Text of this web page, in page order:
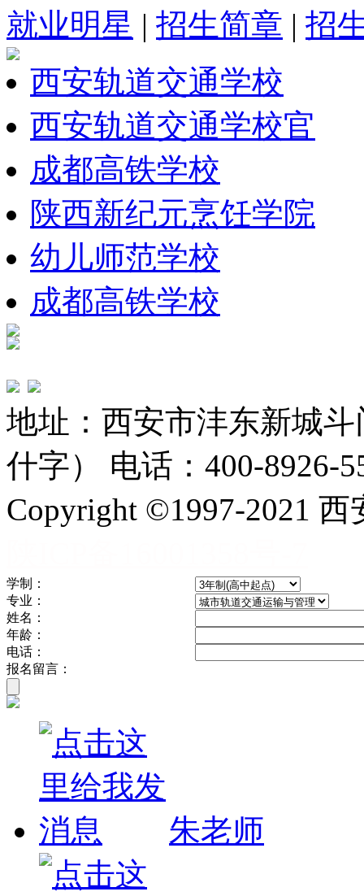
就业明星 | 招生简章 | 招
西安轨道交通学校
西安轨道交通学校官
成都高铁学校
陕西新纪元烹饪学院
幼儿师范学校
成都高铁学校
地址：西安市沣东新城
什字） 电话：400-8926-
Copyright ©1997-2021
学制：
专业：
姓名：
年龄：
电话：
报名留言：
朱老师